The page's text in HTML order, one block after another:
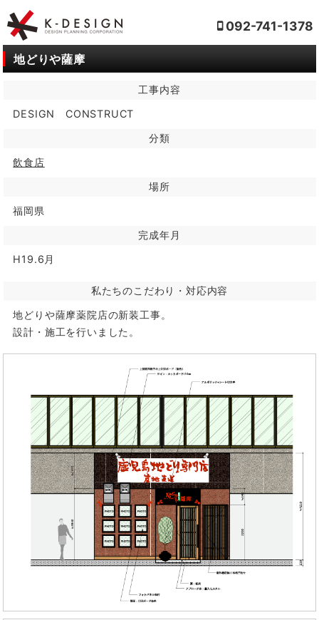
092-741-1378
地どりや薩摩
工事内容
DESIGN CONSTRUCT
分類
飲食店
場所
福岡県
完成年月
H19.6月
私たちのこだわり・対応内容
地どりや薩摩薬院店の新装工事。
設計・施工を行いました。